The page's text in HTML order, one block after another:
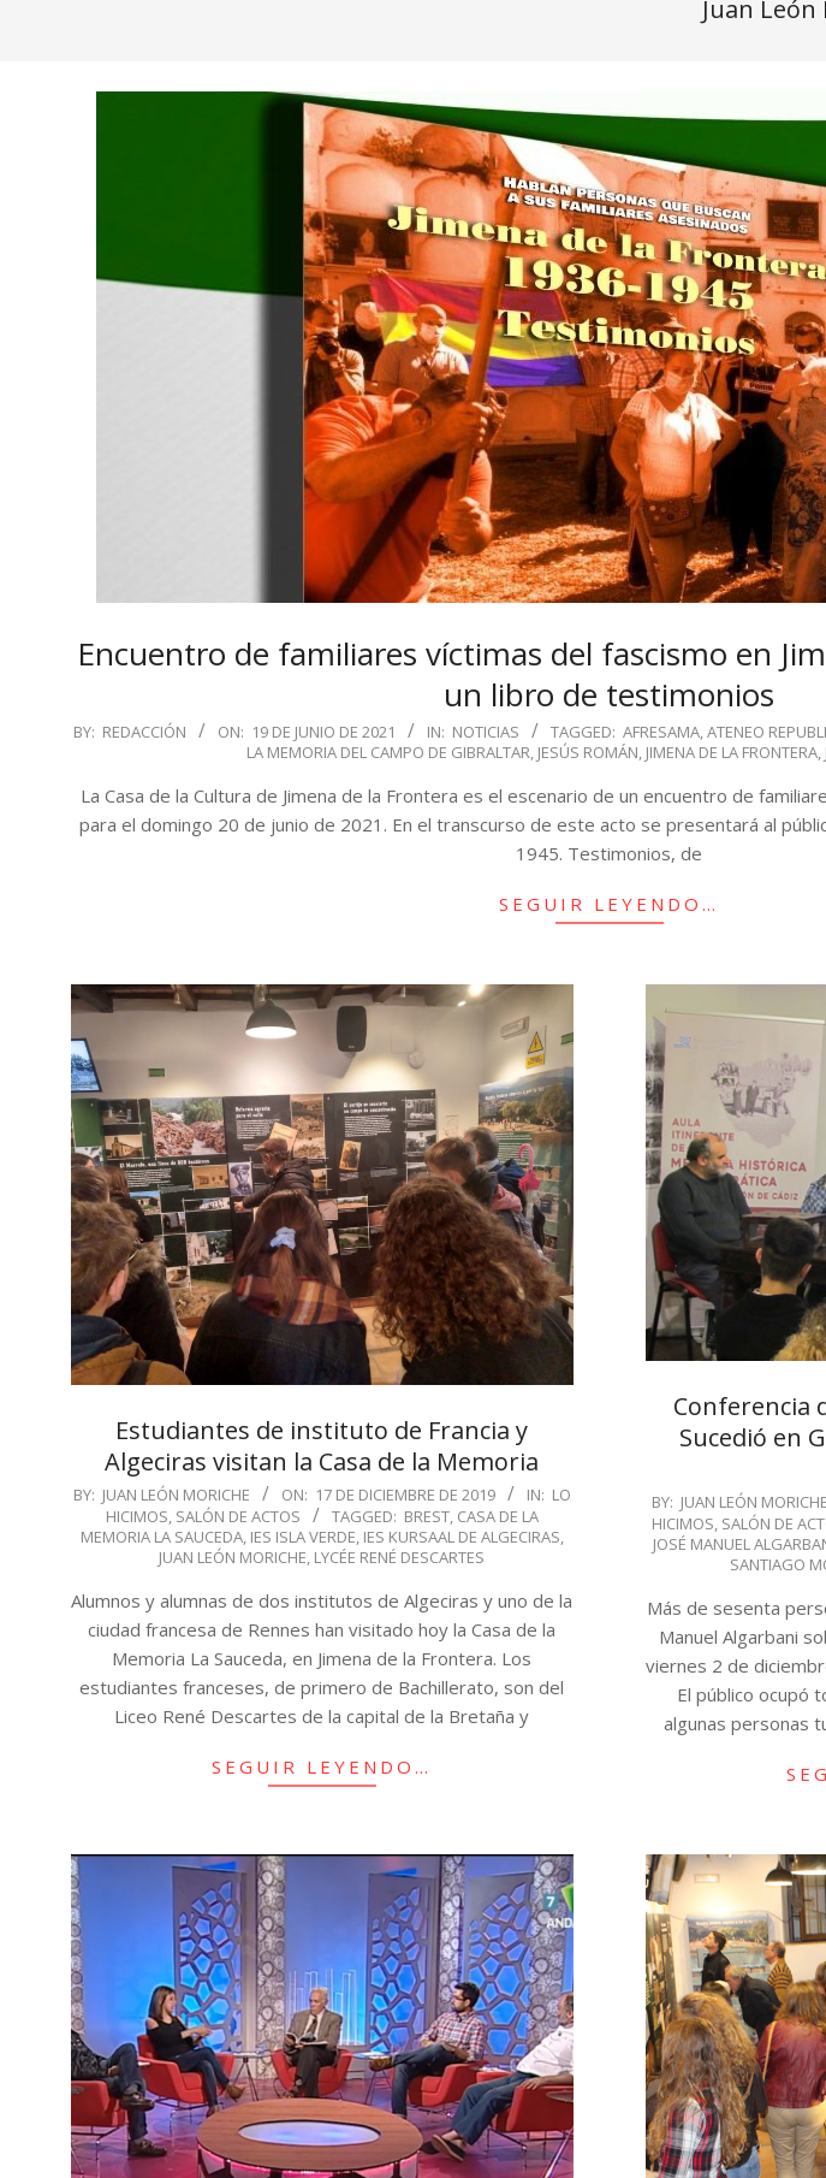
Juan
Encuentro de familiares víctimas del fascismo en
un libro de testimonios
2021-
19
BY: REDACCIÓN ON: 19 DE JUNIO DE 2021 IN: NOTICIAS TAGGED: AFRESAMA,ATENEO
LA MEMORIA DEL CAMPO DE GIBRALTAR, JESÚS ROMÁN, JIMENA DE LA FRONTERA,
La Casa de la Cultura de Jimena de la Frontera es el escenario de un encuentro de
para el domingo 20 de junio de 2021. En el transcurso de este acto se presentará al
1945. Testimonios, de
SEGUIR LEYENDO…
Estudiantes de instituto de Francia y
Algeciras visitan la Casa de la Memoria
2019-
17
BY: JUAN LEÓN MORICHE ON: 17 DE DICIEMBRE DE 2019 IN: LO
HICIMOS, SALÓN DE ACTOS TAGGED: BREST, CASA DE LA
MEMORIA LA SAUCEDA, IES ISLA VERDE, IES KURSAAL DE ALGECIRAS,
JUAN LEÓN MORICHE, LYCÉE RENÉ DESCARTES
Alumnos y alumnas de dos institutos de Algeciras y uno de la
ciudad francesa de Rennes han visitado hoy la Casa de la
Memoria La Sauceda, en Jimena de la Frontera. Los
estudiantes franceses, de primero de Bachillerato, son del
Liceo René Descartes de la capital de la Bretaña y
SEGUIR LEYENDO…
Conferencia
Sucedió en
2017-
12-
02
BY: JUAN LEÓN MORICHE
HICIMOS, SALÓN DE
JOSÉ MANUEL
SANTIAGO
Más de sesenta
Manuel Algarbani
viernes 2 de
El público ocupó
algunas personas